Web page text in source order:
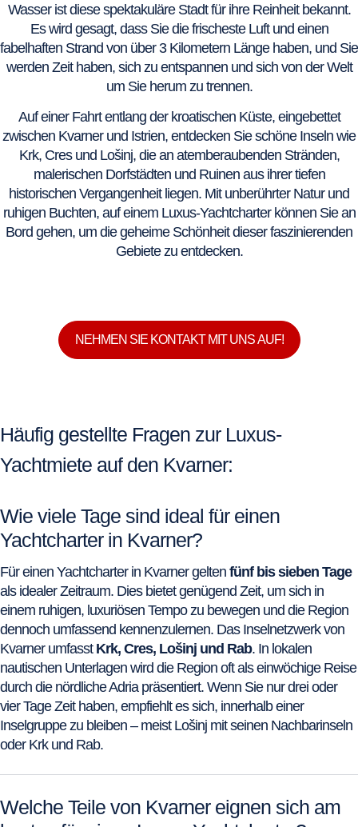
Wasser ist diese spektakuläre Stadt für ihre Reinheit bekannt.
Es wird gesagt, dass Sie die frischeste Luft und einen
fabelhaften Strand von über 3 Kilometern Länge haben, und Sie
werden Zeit haben, sich zu entspannen und sich von der Welt
um Sie herum zu trennen.
Auf einer Fahrt entlang der kroatischen Küste, eingebettet
zwischen Kvarner und Istrien, entdecken Sie schöne Inseln wie
Krk, Cres und Lošinj, die an atemberaubenden Stränden,
malerischen Dorfstädten und Ruinen aus ihrer tiefen
historischen Vergangenheit liegen. Mit unberührter Natur und
ruhigen Buchten, auf einem Luxus-Yachtcharter können Sie an
Bord gehen, um die geheime Schönheit dieser faszinierenden
Gebiete zu entdecken.
NEHMEN SIE KONTAKT MIT UNS AUF!
Häufig gestellte Fragen zur Luxus-
Yachtmiete auf den Kvarner:
Wie viele Tage sind ideal für einen
Yachtcharter in Kvarner?
Für einen Yachtcharter in Kvarner gelten fünf bis sieben Tage
als idealer Zeitraum. Dies bietet genügend Zeit, um sich in
einem ruhigen, luxuriösen Tempo zu bewegen und die Region
dennoch umfassend kennenzulernen. Das Inselnetzwerk von
Kvarner umfasst Krk, Cres, Lošinj und Rab. In lokalen
nautischen Unterlagen wird die Region oft als einwöchige Reise
durch die nördliche Adria präsentiert. Wenn Sie nur drei oder
vier Tage Zeit haben, empfiehlt es sich, innerhalb einer
Inselgruppe zu bleiben – meist Lošinj mit seinen Nachbarinseln
oder Krk und Rab.
Welche Teile von Kvarner eignen sich am